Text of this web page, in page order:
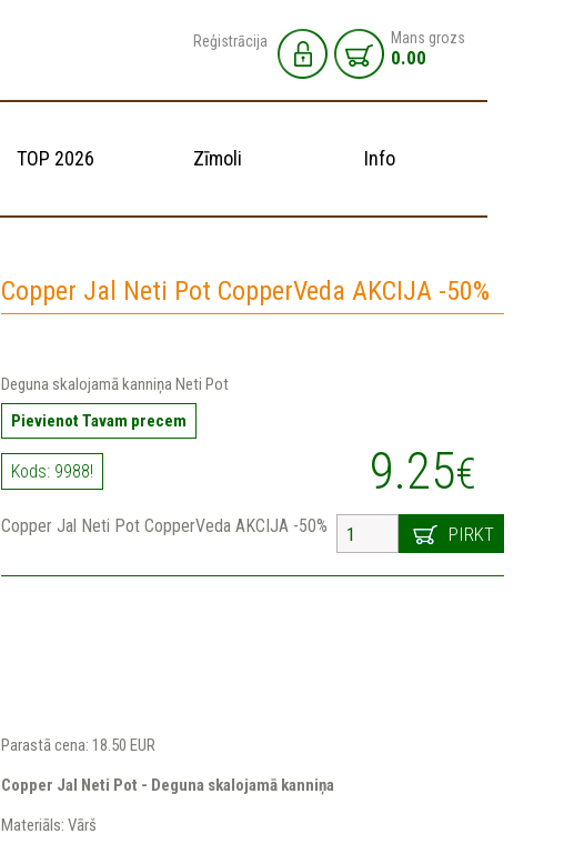
Reģistrācija Mans grozs
0.00
TOP 2026 Zīmoli Info
Copper Jal Neti Pot CopperVeda AKCIJA -50%
Deguna skalojamā kanniņa Neti Pot
Pievienot Tavam precem
Kods: 9988! 9.25€
PIRKT
Copper Jal Neti Pot CopperVeda AKCIJA -50%
Parastā cena: 18.50 EUR
Copper Jal Neti Pot - Deguna skalojamā kanniņa
Materiāls: Vārš